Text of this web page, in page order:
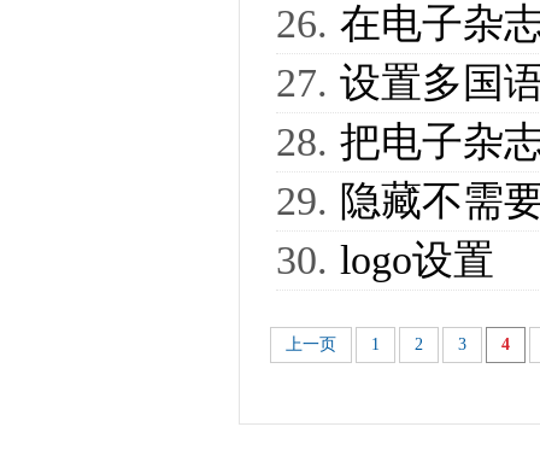
在电子杂
设置多国
把电子杂
隐藏不需
logo设置
上一页 1 2 3 4